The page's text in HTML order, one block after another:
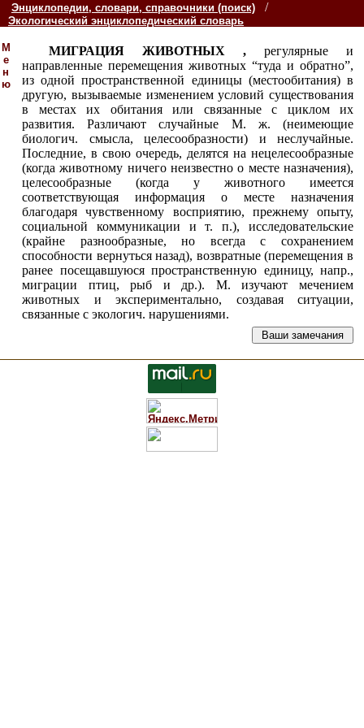
Энциклопедии, словари, справочники (поиск) /
Экологический энциклопедический словарь
М
е
н
ю
МИГРАЦИЯ ЖИВОТНЫХ ,регулярные и
направленные перемещения животных “туда и обратно”,
из одной пространственной единицы (местообитания) в
другую, вызываемые изменением условий существования
в местах их обитания или связанные с циклом их
развития. Различают случайные М. ж. (неимеющие
биологич. смысла, целесообразности) и неслучайные.
Последние, в свою очередь, делятся на нецелесообразные
(когда животному ничего неизвестно о месте назначения),
целесообразные (когда у животного имеется
соответствующая информация о месте назначения
благодаря чувственному восприятию, прежнему опыту,
социальной коммуникации и т. п.), исследовательские
(крайне разнообразные, но всегда с сохранением
способности вернуться назад), возвратные (перемещения в
ранее посещавшуюся пространственную единицу, напр.,
миграции птиц, рыб и др.). М. изучают мечением
животных и экспериментально, создавая ситуации,
связанные с экологич. нарушениями.